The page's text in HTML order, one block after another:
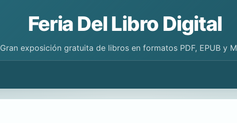
Feria Del Libro Digital
Gran exposición gratuita de libros en formatos PDF, EPUB y